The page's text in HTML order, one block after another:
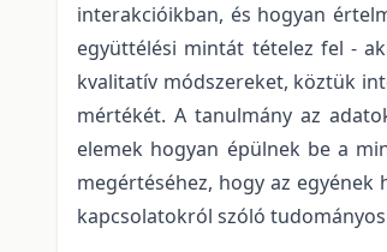
interakcióikban, és hogyan
együttélési mintát tételez fel -
kvalitatív módszereket, köztük
mértékét. A tanulmány az
elemek hogyan épülnek be a
megértéséhez, hogy az
kapcsolatokról szóló